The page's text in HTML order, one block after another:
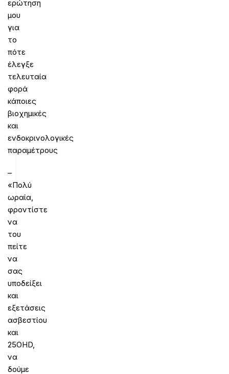
ερώτηση
μου
για
το
πότε
έλεγξε
τελευταία
φορά
κάποιες
βιοχημικές
και
ενδοκρινολογικές
παραμέτρους
–
«Πολύ
ωραία,
φροντίστε
να
του
πείτε
να
σας
υποδείξει
και
εξετάσεις
ασβεστίου
και
25OHD,
να
δούμε